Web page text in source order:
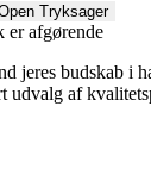
Tryksager
er afgørende
jeres budskab i
udvalg af